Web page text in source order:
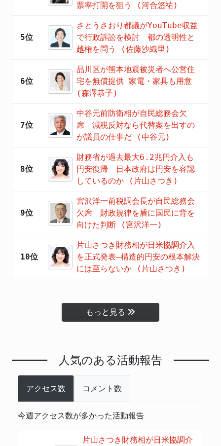
票率打開を狙う (河合悠祐)
5位
さとうさおり都議がYouTube収益
で行政訴訟を検討 都の透明性と
越権を問う (佐藤沙織里)
6位
品川区が熊本地震被災者へ公営住
宅を無償提供 家電・家具も用意
(森澤恭子)
7位
中谷元前防衛相が自民総務会欠
席 減税反対なら代替案を出すの
が議員の仕事だ (中谷元)
8位
財務省が過去最大6.2兆円介入も
円安復帰 日本政府は円安を容認
しているのか (片山さつき)
9位
宮沢洋一前税調会長が自民総務会
欠席 財政規律を盾に国民に背を
向けた判断 (宮沢洋一)
10位
片山さつき財務相が日米協調介入
を正式発表―構造的円安の根本解決
には至らないか (片山さつき)
もっと見る
人気のある活動報告
アクセス数 コメント数
今週アクセス数が多かった活動報告
片山さつき財務相が日米協調介